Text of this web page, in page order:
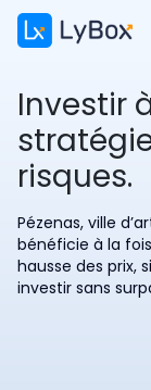
Investir
risques.
Pézenas, ville
bénéficie à la
hausse des prix,
investir sans